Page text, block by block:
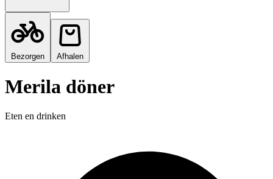
Bezorgen Afhalen
Merila döner
Eten en drinken